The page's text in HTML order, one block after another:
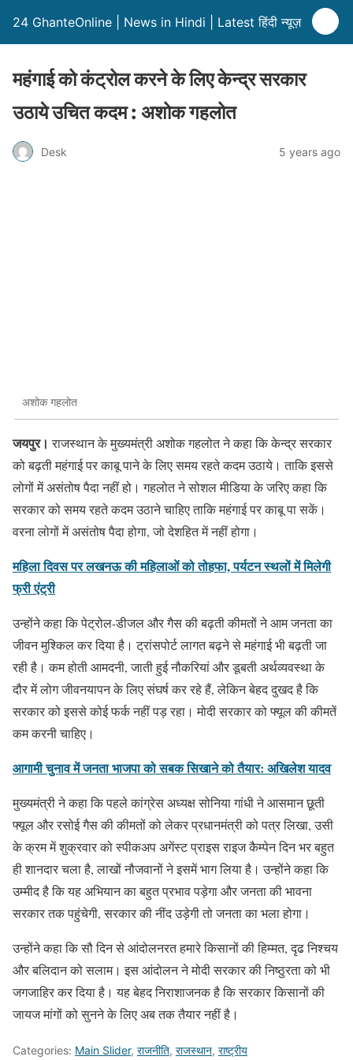
24 GhanteOnline | News in Hindi | Latest हिंदी न्यूज़
महंगाई को कंट्रोल करने के लिए केन्द्र सरकार
उठाये उचित कदम : अशोक गहलोत
Desk 5 years ago
अशोक गहलोत
जयपुर। राजस्थान के मुख्यमंत्री अशोक गहलोत ने कहा कि केन्द्र सरकार
को बढ़ती महंगाई पर काबू पाने के लिए समय रहते कदम उठाये। ताकि इससे
लोगों में असंतोष पैदा नहीं हो। गहलोत ने सोशल मीडिया के जरिए कहा कि
सरकार को समय रहते कदम उठाने चाहिए ताकि महंगाई पर काबू पा सकें।
वरना लोगों में असंतोष पैदा होगा, जो देशहित में नहीं होगा।
महिला दिवस पर लखनऊ की महिलाओं को तोहफा, पर्यटन स्थलों में मिलेगी
फ्री एंट्री
उन्होंने कहा कि पेट्रोल-डीजल और गैस की बढ़ती कीमतों ने आम जनता का
जीवन मुश्किल कर दिया है। ट्रांसपोर्ट लागत बढ़ने से महंगाई भी बढ़ती जा
रही है। कम होती आमदनी, जाती हुई नौकरियां और डूबती अर्थव्यवस्था के
दौर में लोग जीवनयापन के लिए संघर्ष कर रहे हैं, लेकिन बेहद दुखद है कि
सरकार को इससे कोई फर्क नहीं पड़ रहा। मोदी सरकार को फ्यूल की कीमतें
कम करनी चाहिए।
आगामी चुनाव में जनता भाजपा को सबक सिखाने को तैयार: अखिलेश यादव
मुख्यमंत्री ने कहा कि पहले कांग्रेस अध्यक्ष सोनिया गांधी ने आसमान छूती
फ्यूल और रसोई गैस की कीमतों को लेकर प्रधानमंत्री को पत्र लिखा, उसी
के क्रम में शुक्रवार को स्पीकअप अगेंस्ट प्राइस राइज कैम्पेन दिन भर बहुत
ही शानदार चला है, लाखों नौजवानों ने इसमें भाग लिया है। उन्होंने कहा कि
उम्मीद है कि यह अभियान का बहुत प्रभाव पड़ेगा और जनता की भावना
सरकार तक पहुंचेगी, सरकार की नींद उड़ेगी तो जनता का भला होगा।
उन्होंने कहा कि सौ दिन से आंदोलनरत हमारे किसानों की हिम्मत, दृढ निश्चय
और बलिदान को सलाम। इस आंदोलन ने मोदी सरकार की निष्ठुरता को भी
जगजाहिर कर दिया है। यह बेहद निराशाजनक है कि सरकार किसानों की
जायज मांगों को सुनने के लिए अब तक तैयार नहीं है।
Categories: Main Slider, राजनीति, राजस्थान, राष्ट्रीय